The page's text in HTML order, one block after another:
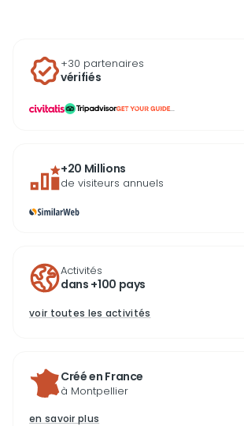
+30 partenaires
vérifiés
...
+20 Millions
de visiteurs annuels
Activités
dans +100 pays
voir toutes les activités
Créé en France
à Montpellier
en savoir plus